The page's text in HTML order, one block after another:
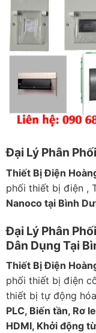
Đại Lý Phân
Thiết Bị Điện
phối thiết bị điện ,
Nanoco tại Bình
Đại Lý Phân
Dân Dụng Tại
Thiết Bị Điện
phối thiết bị điện
thiết bị tự động
PLC, Biến tần, Rơ
HDMI, Khởi động